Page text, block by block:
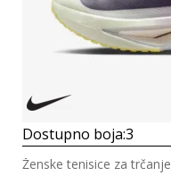
Dostupno boja:3
Ženske tenisice za trčanje